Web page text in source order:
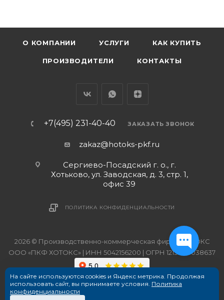
О КОМПАНИИ УСЛУГИ КАК КУПИТЬ
ПРОИЗВОДИТЕЛИ КОНТАКТЫ
+7(495) 231-40-40 ЗАКАЗАТЬ ЗВОНОК
zakaz@hotoks-pkf.ru
Сергиево-Посадский г. о., г.
Хотьково, ул. Заводская, д. 3, стр. 1,
офис 39
ПОЛИТИКА КОНФИДЕНЦИАЛЬНОСТИ
2026 © Производственно-коммерческая фирма ХОТОКС
ООО «ПКФ ХОТОКС» | ИНН 5042156200 | ОГРН 1215000038637
На сайте используются cookies и Яндекс метрика. Продолжая
использовать сайт, вы принимаете условия. Политика
конфиденциальности